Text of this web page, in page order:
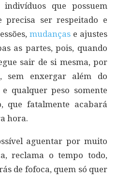
indivíduos que possuem
ser respeitado e
mudançase ajustes
as partes, pois, quando
sair de si mesma, por
sem enxergar além do
qualquer peso somente
que fatalmente acabará
hora.
aguentar por muito
reclama o tempo todo,
de fofoca, quem só quer